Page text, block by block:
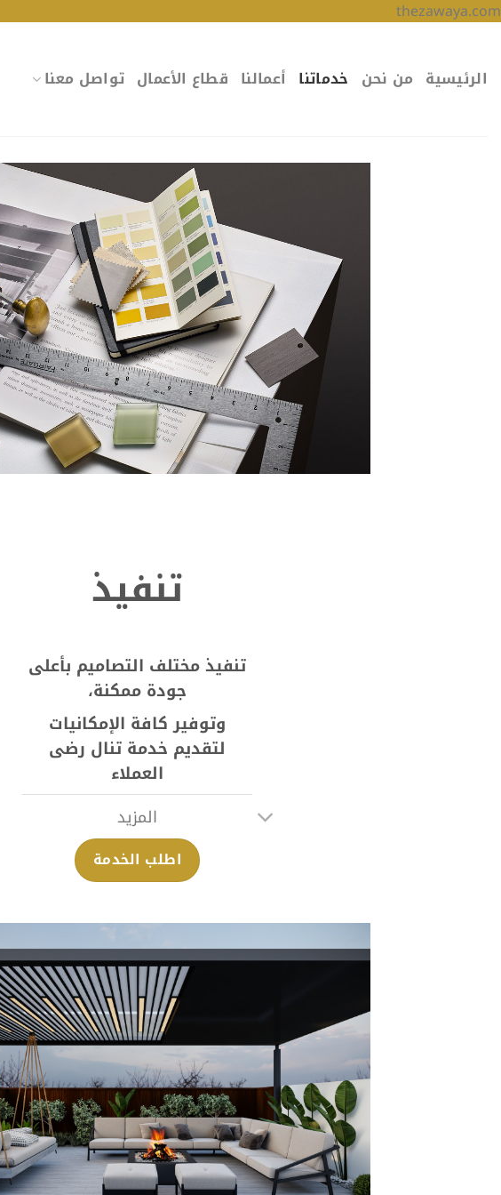
thezawaya.comتخطي
الرئيسية من نحن خدماتنا أعمالنا قطاع الأعمال تواصل معنا
تنفيذ
تنفيذ مختلف التصاميم بأعلى
جودة ممكنة،
وتوفير كافة الإمكانيات
لتقديم خدمة تنال رضى
العملاء
المزيد
اطلب الخدمة